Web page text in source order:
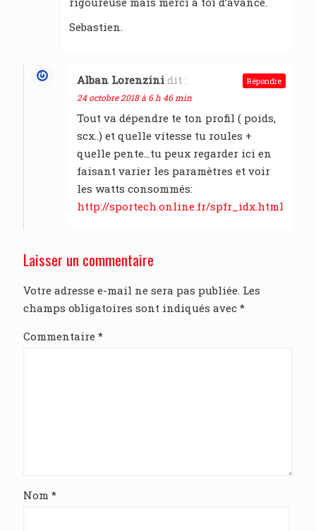
Sebastien.
Alban Lorenzini dit :
24 octobre 2018 à 6 h 46 min
Tout va dépendre te ton profil ( poids,
scx..) et quelle vitesse tu roules +
quelle pente…tu peux regarder ici en
faisant varier les paramètres et voir
les watts consommés:
http://sportech.online.fr/spfr_idx.html
Répondre
Laisser un commentaire
Votre adresse e-mail ne sera pas publiée. Les
champs obligatoires sont indiqués avec *
Commentaire *
Nom *